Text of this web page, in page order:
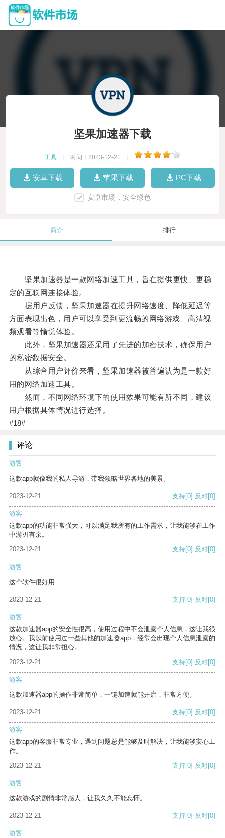
坚果加速器下载
工具 时间：2023-12-21
安卓下载 苹果下载 PC下载
安卓市场，安全绿色
简介 排行
坚果加速器是一款网络加速工具，旨在提供更快、更稳
定的互联网连接体验。
据用户反馈，坚果加速器在提升网络速度、降低延迟等
方面表现出色，用户可以享受到更流畅的网络游戏、高清视
频观看等愉悦体验。
此外，坚果加速器还采用了先进的加密技术，确保用户
的私密数据安全。
从综合用户评价来看，坚果加速器被普遍认为是一款好
用的网络加速工具。
然而，不同网络环境下的使用效果可能有所不同，建议
用户根据具体情况进行选择。
#18#
评论
游客
这款app就像我的私人导游，带我领略世界各地的美景。
2023-12-21 支持[0] 反对[0]
游客
这款app的功能非常强大，可以满足我所有的工作需求，让我能够在工作
中游刃有余。
2023-12-21
支持[0] 反对[0]
游客
这个软件很好用
2023-12-21 支持[0] 反对[0]
游客
这款加速器app的安全性很高，使用过程中不会泄露个人信息，这让我很
放心。我以前使用过一些其他的加速器app，经常会出现个人信息泄露的
情况，这让我非常担心。
2023-12-21
支持[0] 反对[0]
游客
这款加速器app的操作非常简单，一键加速就能开启，非常方便。
2023-12-21 支持[0] 反对[0]
游客
这款app的客服非常专业，遇到问题总是能够及时解决，让我能够安心工
作。
2023-12-21
支持[0] 反对[0]
游客
这款游戏的剧情非常感人，让我久久不能忘怀。
2023-12-21 支持[0] 反对[0]
游客